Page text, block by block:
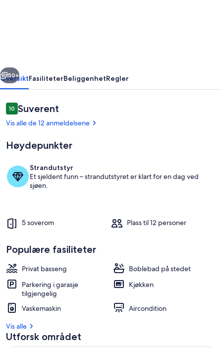
havutsikt,
1
minutt
fra
****
Basseng
Neste
50+
OversiktFasiliteterBeliggenhetRegler
Anmeldelser
1010 av 10 –
Suverent
Vis alle de 12 anmeldelsene
Høydepunkter
Strandutstyr
Et sjeldent funn – strandutstyret er klart for en dag ved
sjøen.
5 soverom Plass til 12 personer
Populære fasiliteter
Privat basseng
Boblebad på stedet
Parkering i garasje
tilgjengelig
Kjøkken
Vaskemaskin
Aircondition
Vis alle
Utforsk området